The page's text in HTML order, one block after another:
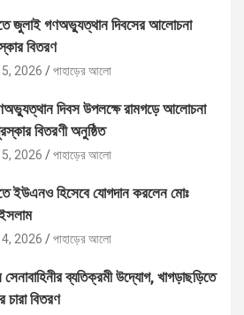
জুলাই গণঅভ্যুত্থান দিবসের আলোচনা
বিতরণ
2026 পাহাড়ের আলো
দিবস উপলক্ষে রামগড়ে আলোচনা
বিতরণী অনুষ্ঠিত
2026 পাহাড়ের আলো
ইউএনও হিসেবে যোগদান করলেন মোঃ
2026 পাহাড়ের আলো
ব্যতিক্রমী উদ্যোগ, খাগড়াছড়িতে
চারা বিতরণ